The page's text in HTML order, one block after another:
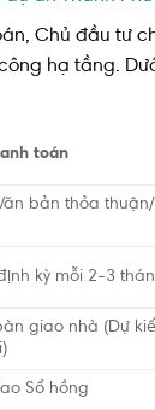
Chủ đầu tư
hạ tầng.
toán
bản thỏa
kỳ mỗi 2-3
giao nhà (Dự
Sổ hồng